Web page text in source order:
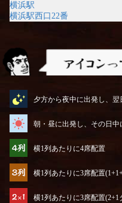
横浜駅
横浜駅西口22番
夕方から夜中に出発し、
朝・昼に出発し、その日中
横1列あたりに4席配置
横1列あたりに3席配置
横1列あたりに3席配置(2+1